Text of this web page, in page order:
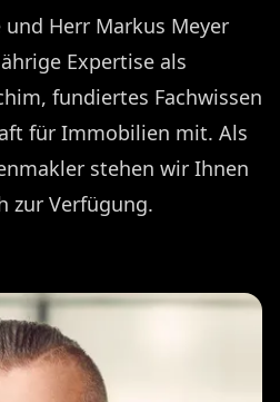
Herr Markus Meyer
Expertise als
fundiertes Fachwissen
für Immobilien mit. Als
stehen wir Ihnen
zur Verfügung.